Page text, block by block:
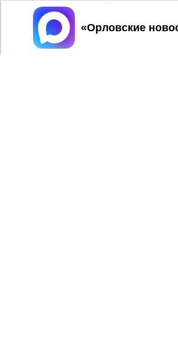
Принять